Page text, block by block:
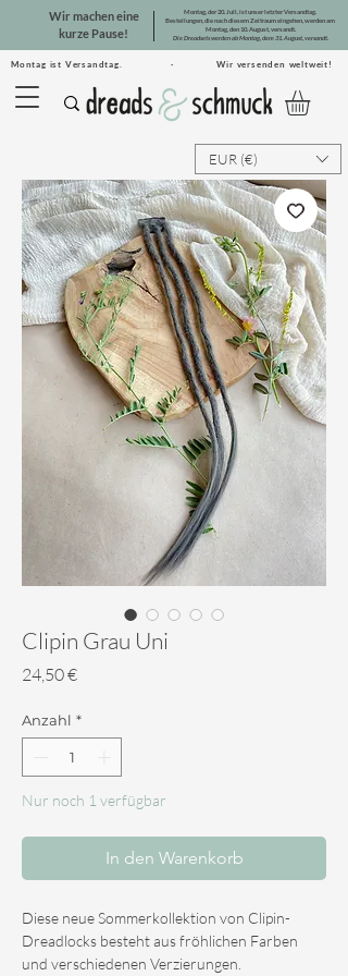
Montag ist Versandtag. · Wir versenden weltweit!
Wir machen eine
kurze Pause!
Montag, der 20. Juli, ist unser letzter Versandtag.
Bestellungen, die nach diesem Zeitraum eingehen, werden am
Montag, den 10. August, versandt.
Die Dreadsets werden ab Montag, dem 31. August, versandt.
EUR (€)
Clipin Grau Uni
24,50 €Preis
Anzahl *
Nur noch 1 verfügbar
In den Warenkorb
Diese neue Sommerkollektion von Clipin-
Dreadlocks besteht aus fröhlichen Farben
und verschiedenen Verzierungen.